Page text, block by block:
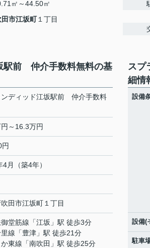
㎡～44.50㎡
田市江坂町１丁目
駅前 仲介手数料無料の基
ンディッド江坂駅前 仲介手数料
～16.3万円
4月（築4年）
吹田市江坂町 １丁目
堂筋線 「江坂 」駅 徒歩3分
線 「豊津 」駅 徒歩21分
東線 「南吹田 」駅 徒歩25分
スプ
細情
設備
設備(
駐車